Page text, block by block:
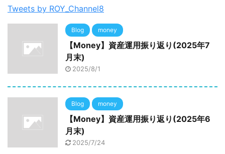
Tweets by ROY_Channel8
Blog money
【Money】資産運用振り返り(2025年7
月末)
2025/8/1
Blog money
【Money】資産運用振り返り(2025年6
月末)
2025/7/24